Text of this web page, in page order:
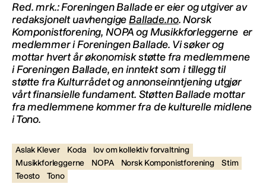
Red. mrk.: Foreningen Ballade er eier og utgiver av
redaksjonelt uavhengigeBallade.no. Norsk
Komponistforening, NOPA og Musikkforleggerne er
medlemmer i Foreningen Ballade. Vi søker og
mottar hvert år økonomisk støtte fra medlemmene
i Foreningen Ballade, en inntekt som i tillegg til
støtte fra Kulturrådet og annonseinntjening utgjør
vårt finansielle fundament. Støtten Ballade mottar
fra medlemmene kommer fra de kulturelle midlene
i Tono.
Aslak Klever Koda
lov om kollektiv forvaltning
Musikkforleggerne
NOPA Norsk Komponistforening
Stim
Teosto
Tono